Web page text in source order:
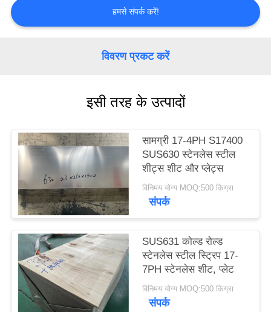
एक
उद्धरण
साइटमैप
PRIVACY
POLICY
हमसे संपर्क करें!
विवरण प्रकट करें
इसी तरह के उत्पादों
सामग्री 17-4PH S17400
SUS630 स्टेनलेस स्टील
शीट्स शीट और प्लेट्स
विनिमय योग्य MOQ:500 किग्रा
संपर्क
SUS631 कोल्ड रोल्ड
स्टेनलेस स्टील स्ट्रिप 17-
7PH स्टेनलेस शीट, प्लेट
विनिमय योग्य MOQ:500 किग्रा
संपर्क